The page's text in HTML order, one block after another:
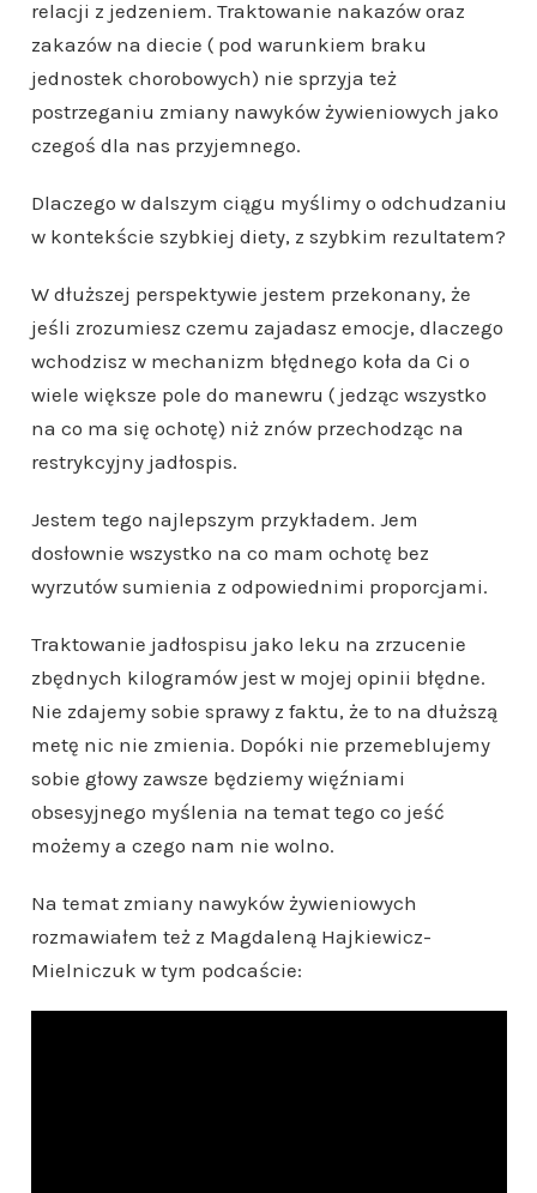
relacji z jedzeniem. Traktowanie nakazów oraz
zakazów na diecie ( pod warunkiem braku
jednostek chorobowych) nie sprzyja też
postrzeganiu zmiany nawyków żywieniowych jako
czegoś dla nas przyjemnego.
Dlaczego w dalszym ciągu myślimy o odchudzaniu
w kontekście szybkiej diety, z szybkim rezultatem?
W dłuższej perspektywie jestem przekonany, że
jeśli zrozumiesz czemu zajadasz emocje, dlaczego
wchodzisz w mechanizm błędnego koła da Ci o
wiele większe pole do manewru ( jedząc wszystko
na co ma się ochotę) niż znów przechodząc na
restrykcyjny jadłospis.
Jestem tego najlepszym przykładem. Jem
dosłownie wszystko na co mam ochotę bez
wyrzutów sumienia z odpowiednimi proporcjami.
Traktowanie jadłospisu jako leku na zrzucenie
zbędnych kilogramów jest w mojej opinii błędne.
Nie zdajemy sobie sprawy z faktu, że to na dłuższą
metę nic nie zmienia. Dopóki nie przemeblujemy
sobie głowy zawsze będziemy więźniami
obsesyjnego myślenia na temat tego co jeść
możemy a czego nam nie wolno.
Na temat zmiany nawyków żywieniowych
rozmawiałem też z Magdaleną Hajkiewicz-
Mielniczuk w tym podcaście: